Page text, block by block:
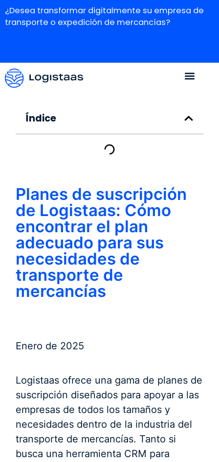
¿Desea transformar digitalmente su empresa de
transporte o expedición de mercancías?
Índice
Planes de suscripción
de Logistaas: Cómo
encontrar el plan
adecuado para sus
necesidades de
transporte de
mercancías
Enero de 2025
Logistaas ofrece una gama de planes de
suscripción diseñados para apoyar a las
empresas de todos los tamaños y
necesidades dentro de la industria del
transporte de mercancías. Tanto si
busca una herramienta CRM para